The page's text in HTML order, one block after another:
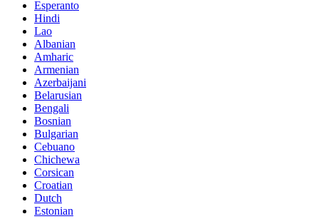
Esperanto
Hindi
Lao
Albanian
Amharic
Armenian
Azerbaijani
Belarusian
Bengali
Bosnian
Bulgarian
Cebuano
Chichewa
Corsican
Croatian
Dutch
Estonian